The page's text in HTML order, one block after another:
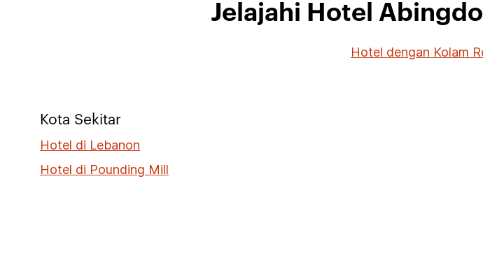
Jelajahi Hotel
Hotel dengan Kolam
Kota Sekitar
Hotel di Lebanon
Hotel di Pounding Mill